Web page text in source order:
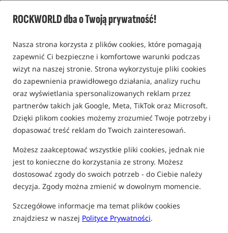
ROCKWORLD dba o Twoją prywatność!
Nasza strona korzysta z plików cookies, które pomagają
zapewnić Ci bezpieczne i komfortowe warunki podczas
wizyt na naszej stronie. Strona wykorzystuje pliki cookies
do zapewnienia prawidłowego działania, analizy ruchu
oraz wyświetlania spersonalizowanych reklam przez
partnerów takich jak Google, Meta, TikTok oraz Microsoft.
Dzięki plikom cookies możemy zrozumieć Twoje potrzeby i
dopasować treść reklam do Twoich zainteresowań.
Możesz zaakceptować wszystkie pliki cookies, jednak nie
jest to konieczne do korzystania ze strony. Możesz
dostosować zgody do swoich potrzeb - do Ciebie należy
decyzja. Zgody można zmienić w dowolnym momencie.
Szczegółowe informacje ma temat plików cookies
znajdziesz w naszej Polityce Prywatności.